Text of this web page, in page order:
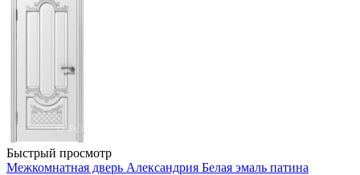
Быстрый просмотр
Межкомнатная дверь Александрия Белая эмаль патина